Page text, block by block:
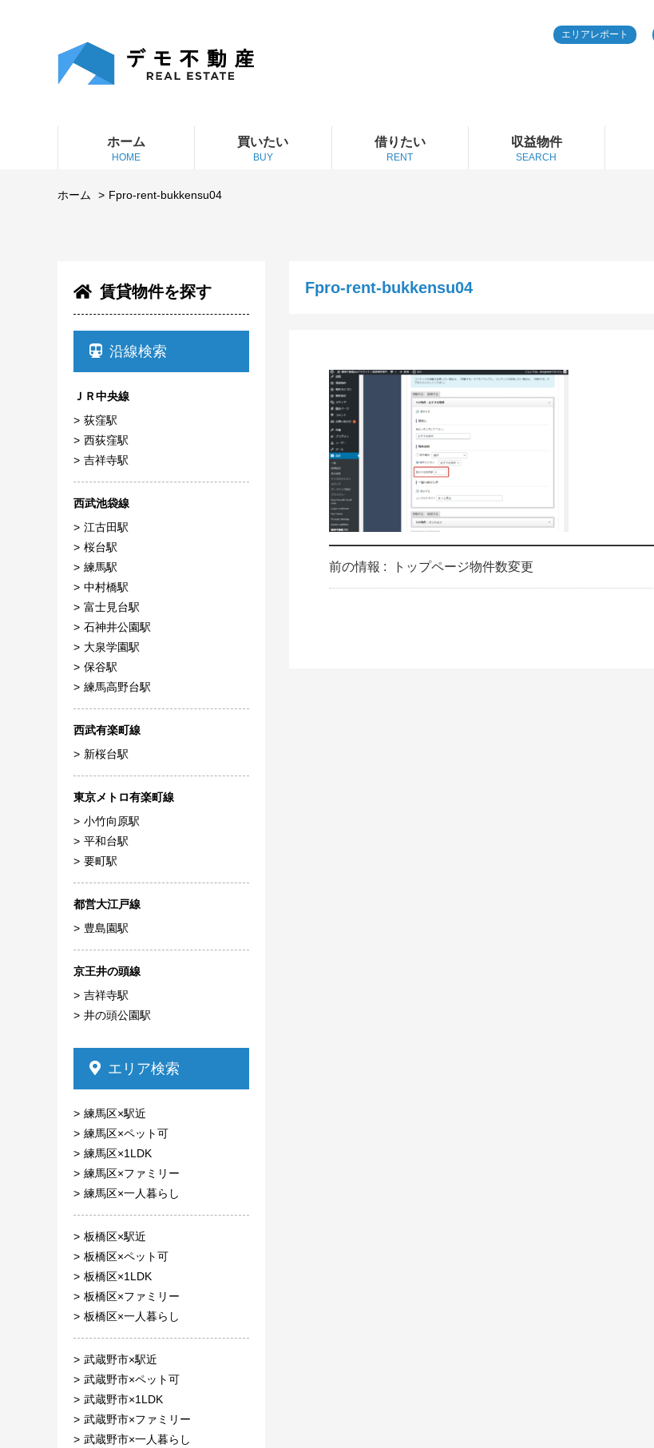
エリアレポート
ホーム
HOME
買いたい
BUY
借りたい
RENT
収益物件
SEARCH
ホーム Fpro-rent-bukkensu04
賃貸物件を探す
沿線検索
ＪＲ中央線
荻窪駅
西荻窪駅
吉祥寺駅
西武池袋線
江古田駅
桜台駅
練馬駅
中村橋駅
富士見台駅
石神井公園駅
大泉学園駅
保谷駅
練馬高野台駅
西武有楽町線
新桜台駅
東京メトロ有楽町線
小竹向原駅
平和台駅
要町駅
都営大江戸線
豊島園駅
京王井の頭線
吉祥寺駅
井の頭公園駅
エリア検索
練馬区×駅近
練馬区×ペット可
練馬区×1LDK
練馬区×ファミリー
練馬区×一人暮らし
板橋区×駅近
板橋区×ペット可
板橋区×1LDK
板橋区×ファミリー
板橋区×一人暮らし
武蔵野市×駅近
武蔵野市×ペット可
武蔵野市×1LDK
武蔵野市×ファミリー
武蔵野市×一人暮らし
Fpro-rent-bukkensu04
前の情報 : トップページ物件数変更